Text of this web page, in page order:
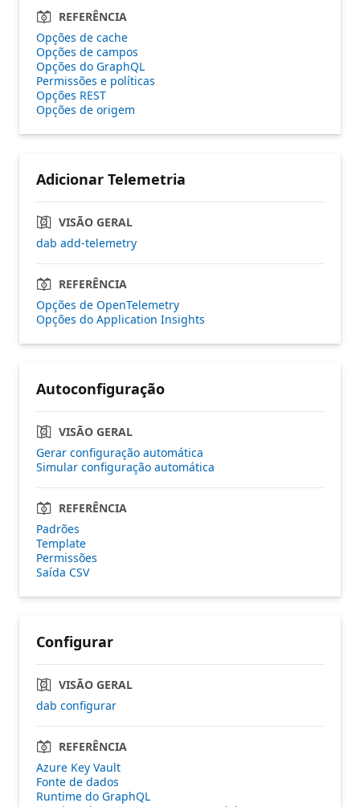
REFERÊNCIA
Opções de cache
Opções de campos
Opções do GraphQL
Permissões e políticas
Opções REST
Opções de origem
Adicionar Telemetria
VISÃO GERAL
dab add-telemetry
REFERÊNCIA
Opções de OpenTelemetry
Opções do Application Insights
Autoconfiguração
VISÃO GERAL
Gerar configuração automática
Simular configuração automática
REFERÊNCIA
Padrões
Template
Permissões
Saída CSV
Configurar
VISÃO GERAL
dab configurar
REFERÊNCIA
Azure Key Vault
Fonte de dados
Runtime do GraphQL